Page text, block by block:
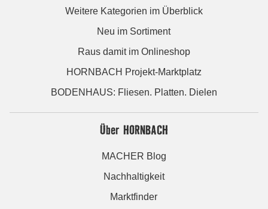
Weitere Kategorien im Überblick
Neu im Sortiment
Raus damit im Onlineshop
HORNBACH Projekt-Marktplatz
BODENHAUS: Fliesen. Platten. Dielen
Über HORNBACH
MACHER Blog
Nachhaltigkeit
Marktfinder